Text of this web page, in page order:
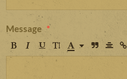
Message